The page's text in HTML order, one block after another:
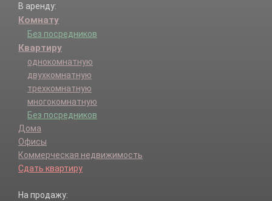
В аренду:
Комнату
Без посредников
Квартиру
однокомнатную
двухкомнатную
трехкомнатную
многокомнатную
Без посредников
Дома
Офисы
Коммерческая недвижимость
Сдать квартиру
На продажу: